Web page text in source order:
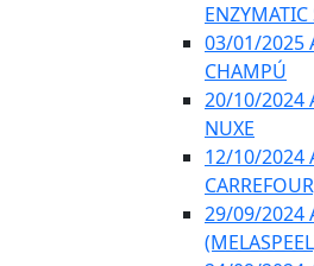
03/01/2025
CHAMPÚ
20/10/2024
NUXE
12/10/2024
29/09/2024